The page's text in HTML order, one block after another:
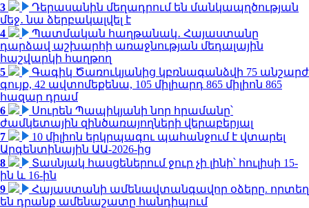
3
Դերասանին մեղադրում են մանկապղծության
մեջ․ նա ձերբակալվել է
4
Պատմական հաղթանակ․ Հայաստանը
դարձավ աշխարհի առաջնության մեդալային
հաշվարկի հաղթող
5
Գագիկ Ծառուկյանից կբռնագանձվի 75 անշարժ
գույք, 42 ավտոմեքենա, 105 միլիարդ 865 միլիոն 865
հազար դրամ
6
Սուրեն Պապիկյանի նոր հրամանը՝
ժամկետային զինծառայողների վերաբերյալ
7
10 միլիոն երկրպագու պահանջում է վտարել
Արգենտինային ԱԱ-2026-ից
8
Տասնյակ հասցեներում ջուր չի լինի՝ հուլիսի 15-
ին և 16-ին
9
Հայաստանի ամենավտանգավոր օձերը. որտեղ
են դրանք ամենաշատը հանդիպում